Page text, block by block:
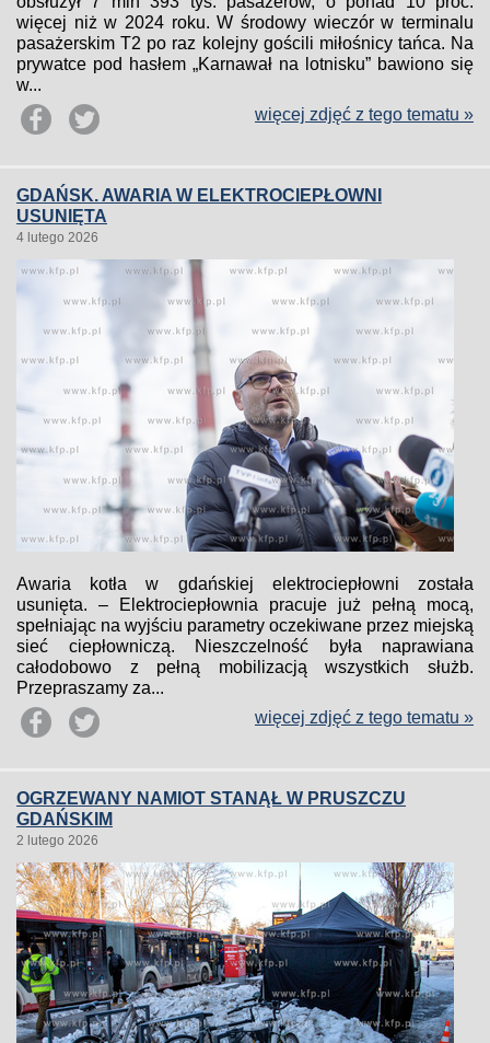
więcej niż w 2024 roku. W środowy wieczór w terminalu
pasażerskim T2 po raz kolejny gościli miłośnicy tańca. Na
prywatce pod hasłem „Karnawał na lotnisku” bawiono się
w...
więcej zdjęć z tego tematu »
GDAŃSK. AWARIA W ELEKTROCIEPŁOWNI
USUNIĘTA
4 lutego 2026
Awaria kotła w gdańskiej elektrociepłowni została
usunięta. – Elektrociepłownia pracuje już pełną mocą,
spełniając na wyjściu parametry oczekiwane przez miejską
sieć ciepłowniczą. Nieszczelność była naprawiana
całodobowo z pełną mobilizacją wszystkich służb.
Przepraszamy za...
więcej zdjęć z tego tematu »
OGRZEWANY NAMIOT STANĄŁ W PRUSZCZU
GDAŃSKIM
2 lutego 2026